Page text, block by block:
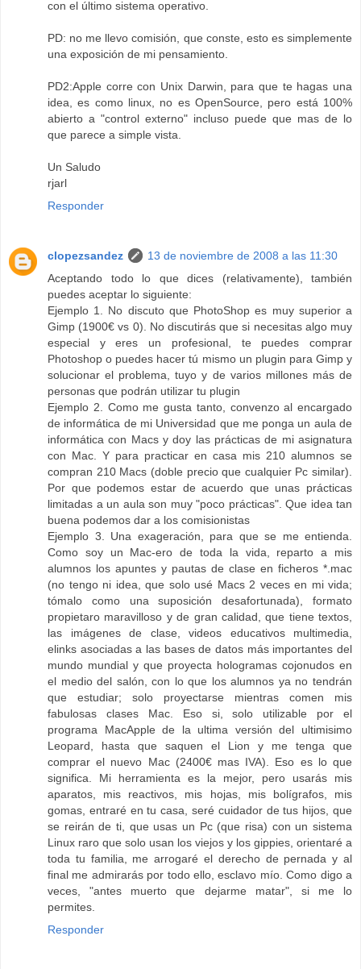
con el último sistema operativo.
PD: no me llevo comisión, que conste, esto es simplemente
una exposición de mi pensamiento.
PD2:Apple corre con Unix Darwin, para que te hagas una
idea, es como linux, no es OpenSource, pero está 100%
abierto a "control externo" incluso puede que mas de lo
que parece a simple vista.
Un Saludo
rjarl
Responder
clopezsandez
13 de noviembre de 2008 a las 11:30
Aceptando todo lo que dices (relativamente), también
puedes aceptar lo siguiente:
Ejemplo 1. No discuto que PhotoShop es muy superior a
Gimp (1900€ vs 0). No discutirás que si necesitas algo muy
especial y eres un profesional, te puedes comprar
Photoshop o puedes hacer tú mismo un plugin para Gimp y
solucionar el problema, tuyo y de varios millones más de
personas que podrán utilizar tu plugin
Ejemplo 2. Como me gusta tanto, convenzo al encargado
de informática de mi Universidad que me ponga un aula de
informática con Macs y doy las prácticas de mi asignatura
con Mac. Y para practicar en casa mis 210 alumnos se
compran 210 Macs (doble precio que cualquier Pc similar).
Por que podemos estar de acuerdo que unas prácticas
limitadas a un aula son muy "poco prácticas". Que idea tan
buena podemos dar a los comisionistas
Ejemplo 3. Una exageración, para que se me entienda.
Como soy un Mac-ero de toda la vida, reparto a mis
alumnos los apuntes y pautas de clase en ficheros *.mac
(no tengo ni idea, que solo usé Macs 2 veces en mi vida;
tómalo como una suposición desafortunada), formato
propietaro maravilloso y de gran calidad, que tiene textos,
las imágenes de clase, videos educativos multimedia,
elinks asociadas a las bases de datos más importantes del
mundo mundial y que proyecta hologramas cojonudos en
el medio del salón, con lo que los alumnos ya no tendrán
que estudiar; solo proyectarse mientras comen mis
fabulosas clases Mac. Eso si, solo utilizable por el
programa MacApple de la ultima versión del ultimisimo
Leopard, hasta que saquen el Lion y me tenga que
comprar el nuevo Mac (2400€ mas IVA). Eso es lo que
significa. Mi herramienta es la mejor, pero usarás mis
aparatos, mis reactivos, mis hojas, mis bolígrafos, mis
gomas, entraré en tu casa, seré cuidador de tus hijos, que
se reirán de ti, que usas un Pc (que risa) con un sistema
Linux raro que solo usan los viejos y los gippies, orientaré a
toda tu familia, me arrogaré el derecho de pernada y al
final me admirarás por todo ello, esclavo mío. Como digo a
veces, "antes muerto que dejarme matar", si me lo
permites.
Responder